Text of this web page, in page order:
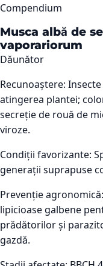
Compendium
Musca albă de
vaporariorum
Dăunător
Recunoaștere:
atingerea plantei;
secreție de rouă de
viroze.
Condiții favorizante:
generații suprapuse
Prevenție agronomică:
lipicioase galbene
prădătorilor și
gazdă.